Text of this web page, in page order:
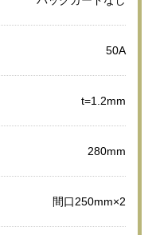
50A
t=1.2mm
280mm
間口250mm×2